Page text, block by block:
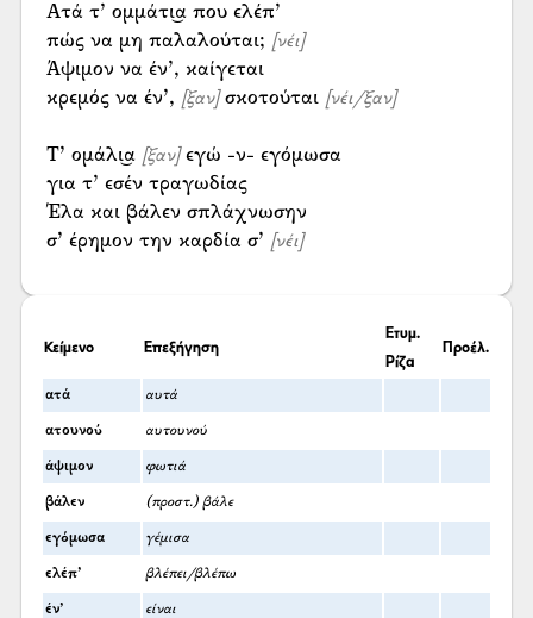
Ατά τ’ ομμάτι͜α που ελέπ’
πώς να μη παλαλούται; [νέι]
Άψιμον να έν’, καίγεται
κρεμός να έν’, [ξαν]σκοτούται [νέι/ξαν]
Τ’ ομάλι͜α [ξαν]εγώ -ν- εγόμωσα
για τ’ εσέν τραγωδίας
Έλα και βάλεν σπλάχνωσην
σ’ έρημον την καρδία σ’ [νέι]
Κείμενο Επεξήγηση
Ετυμ.
Ρίζα
Προέλ.
ατά αυτά
ατουνού αυτουνού
άψιμον φωτιά
βάλεν (προστ.) βάλε
εγόμωσα γέμισα
ελέπ’ βλέπει/βλέπω
έν’ είναι